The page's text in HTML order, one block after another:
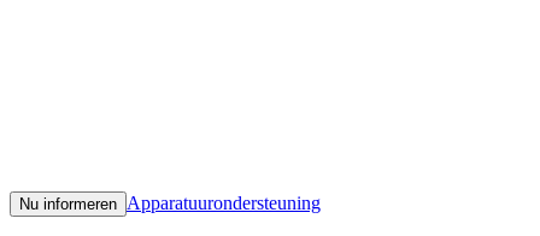
Nu informeren Apparatuurondersteuning